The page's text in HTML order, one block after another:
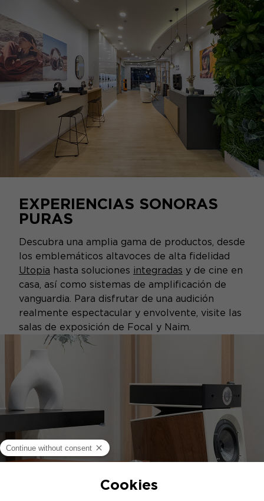
EXPERIENCIAS SONORAS
PURAS
Descubra una amplia gama de productos, desde
los emblemáticos altavoces de alta fidelidad
Utopia hasta soluciones integradas y de cine en
casa, así como sistemas de amplificación de
vanguardia. Para disfrutar de una audición
realmente espectacular y envolvente, visite las
salas de exposición de Focal y Naim.